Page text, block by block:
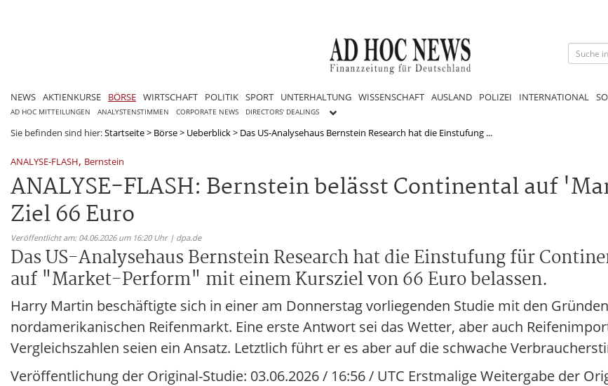
NEWS AKTIENKURSE BÖRSE WIRTSCHAFT POLITIK SPORT UNTERHALTUNG WISSENSCHAFT AUSLAND POLIZEI INTERNATIONAL
AD HOC MITTEILUNGEN ANALYSTENSTIMMEN CORPORATE NEWS DIRECTORS' DEALINGS
Sie befinden sind hier:Startseite> Börse> Ueberblick> Das US-Analysehaus Bernstein Research hat die Einstufung ...
ANALYSE-FLASH, Bernstein
ANALYSE-FLASH: Bernstein belässt Continental auf
Ziel 66 Euro
Veröffentlicht am: 04.06.2026 um 16:20 Uhr | dpa.de
Das US-Analysehaus Bernstein Research hat die Einstufung für
auf "Market-Perform" mit einem Kursziel von 66 Euro belassen.
Harry Martin beschäftigte sich in einer am Donnerstag vorliegenden Studie mit den
nordamerikanischen Reifenmarkt. Eine erste Antwort sei das Wetter, aber auch
Vergleichszahlen seien ein Ansatz. Letztlich führt er es aber auf die schwache
Veröffentlichung der Original-Studie: 03.06.2026 / 16:56 / UTC Erstmalige Weitergabe der